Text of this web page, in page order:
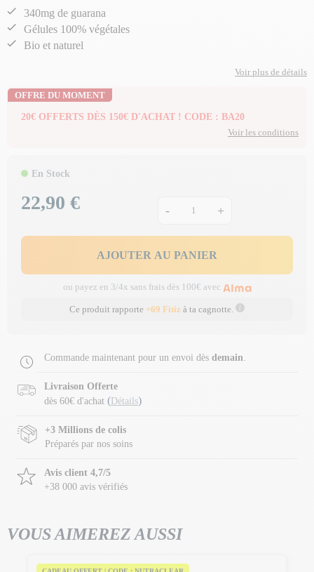
340mg de guarana
Gélules 100% végétales
Bio et naturel
Voir plus de détails
OFFRE DU MOMENT
20€ OFFERTS DÈS 150€ D'ACHAT ! CODE : BA20
Voir les conditions
En Stock
Prix
22,90 € - +
AJOUTER AU PANIER
ou payez en 3/4x sans frais dès 100€ avec
Ce produit rapporte +69 Fitiz à ta cagnotte.
Commande maintenant pour un envoi dès demain.
Livraison Offerte
dès 60€ d'achat ( Détails)
+3 Millions de colis
Préparés par nos soins
Avis client 4,7/5
+38 000 avis vérifiés
VOUS AIMEREZ AUSSI